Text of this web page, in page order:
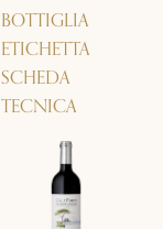
BOTTIGLIA
ETICHETTA
SCHEDA
TECNICA